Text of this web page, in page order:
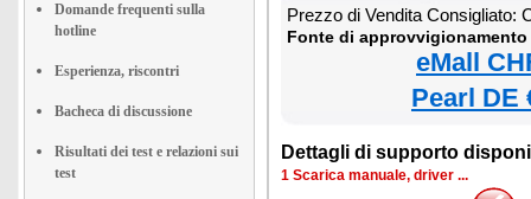
Domande frequenti sulla
hotline
Esperienza, riscontri
Bacheca di discussione
Risultati dei test e relazioni sui
test
Prezzo di Vendita Consigliato:
Fonte di
eMall
Pearl DE
Dettagli di supporto
1 Scarica manuale, driver ...